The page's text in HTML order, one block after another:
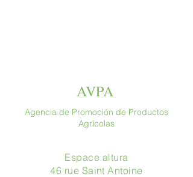
AVPA
Agencia de Promoción de Productos
Agrícolas
Espace altura
46 rue Saint Antoine